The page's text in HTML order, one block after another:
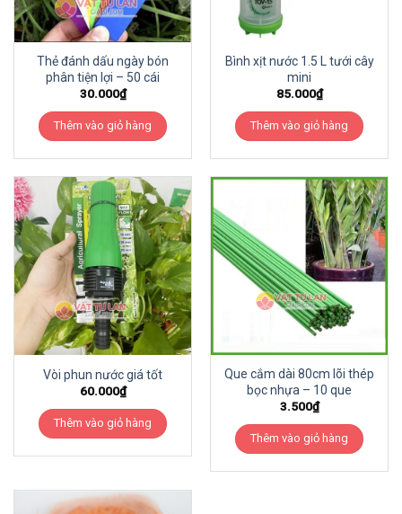
Thẻ đánh dấu ngày bón
phân tiện lợi – 50 cái
30.000₫
Thêm vào giỏ hàng
Bình xịt nước 1.5 L tưới cây
mini
85.000₫
Thêm vào giỏ hàng
Vòi phun nước giá tốt
60.000₫
Thêm vào giỏ hàng
Que cắm dài 80cm lõi thép
bọc nhựa – 10 que
3.500₫
Thêm vào giỏ hàng